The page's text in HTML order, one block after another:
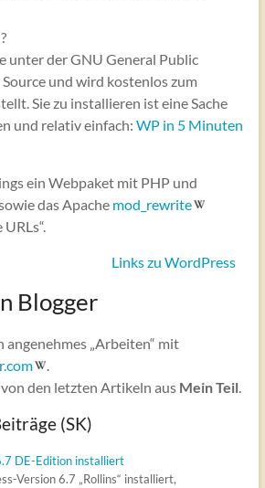
unter der GNU General Public
und wird kostenlos zum
Sie zu installieren ist eine Sache
und relativ einfach: WP in 5 Minuten
ein Webpaket mit PHP und
das Apache mod_rewrite
Links zu WordPress
Blogger
angenehmes „Arbeiten“ mit
.
den letzten Artikeln aus Mein Teil.
(SK)
DE-Edition installiert
Version 6.7 „Rollins“ installiert,